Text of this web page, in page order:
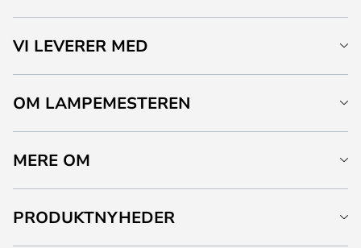
VI LEVERER MED
OM LAMPEMESTEREN
MERE OM
PRODUKTNYHEDER